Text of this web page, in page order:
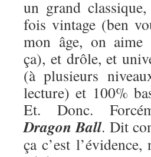
un grand
fois vintage (ben
mon âge, on aime
ça), et drôle, et
(à plusieurs
lecture) et 100%
Et. Donc.
Dragon Ball. Dit
ça c’est l’évidence,